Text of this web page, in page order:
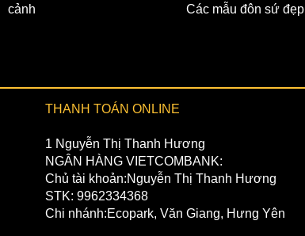
cảnh
Các mẫu đôn sứ đẹp
THANH TOÁN ONLINE
1 Nguyễn Thị Thanh Hương
NGÂN HÀNG VIETCOMBANK:
Chủ tài khoản:Nguyễn Thị Thanh Hương
STK: 9962334368
Chi nhánh:Ecopark, Văn Giang, Hưng Yên